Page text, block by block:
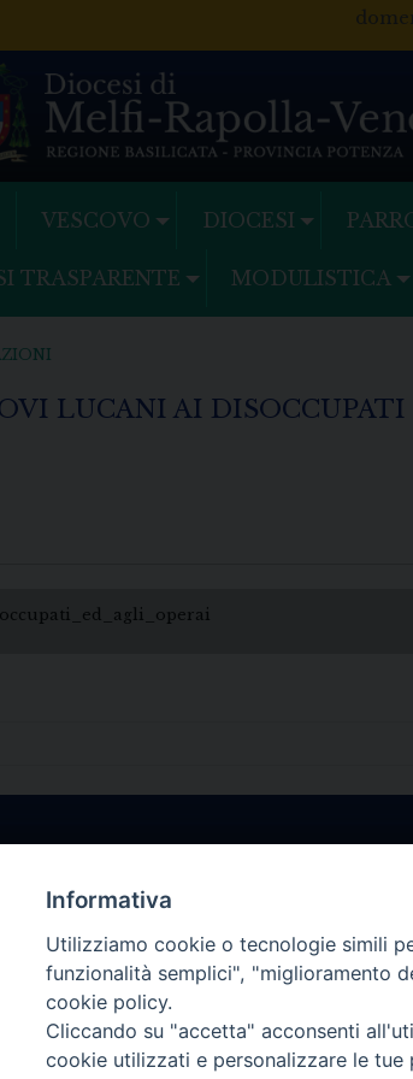
VESCOVO DIOCESI
TRASPARENTE MODULISTICA
LUCANI AI DISOCCUPATI
Informativa
Utilizziamo cookie o tecnologie simili
funzionalità semplici", "miglioramento
cookie policy.
Cliccando su "accetta" acconsenti
cookie utilizzati e personalizzare le